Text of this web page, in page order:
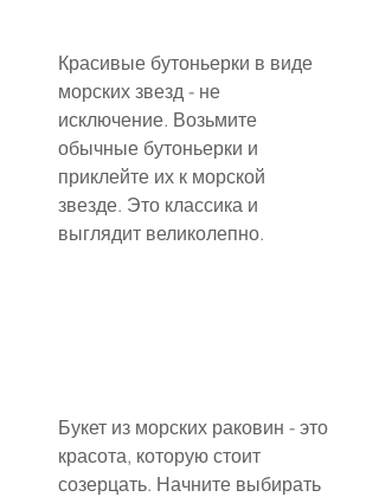
Красивые бутоньерки в виде
морских звезд - не
исключение. Возьмите
обычные бутоньерки и
приклейте их к морской
звезде. Это классика и
выглядит великолепно.
Букет из морских раковин - это
красота, которую стоит
созерцать. Начните выбирать